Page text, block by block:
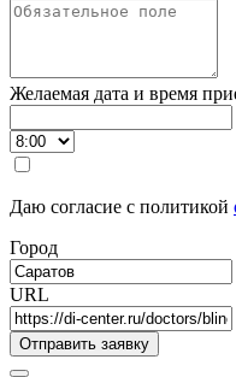
Желаемая дата и время
Даю согласие с политикой
Город
URL